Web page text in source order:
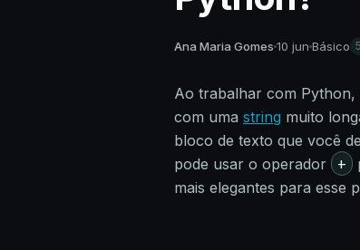
Ana Maria Gomes 10 jun Básico
Ao trabalhar com Python,
com uma string muito
bloco de texto que você
pode usar o operador
+
mais elegantes para esse